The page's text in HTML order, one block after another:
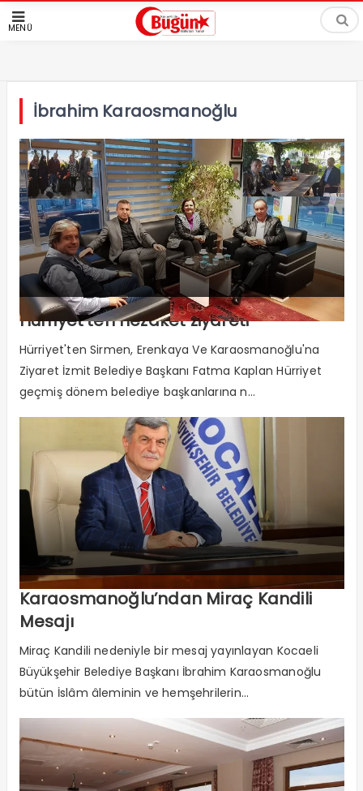
MENÜ
İbrahim Karaosmanoğlu
Hürriyet’ten nezaket ziyareti
Hürriyet'ten Sirmen, Erenkaya Ve Karaosmanoğlu'na
Ziyaret İzmit Belediye Başkanı Fatma Kaplan Hürriyet
geçmiş dönem belediye başkanlarına n...
Karaosmanoğlu’ndan Miraç Kandili
Mesajı
Miraç Kandili nedeniyle bir mesaj yayınlayan Kocaeli
Büyükşehir Belediye Başkanı İbrahim Karaosmanoğlu
bütün İslâm âleminin ve hemşehrilerin...